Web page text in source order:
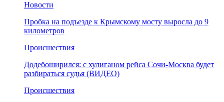
Новости
Пробка на подъезде к Крымскому мосту выросла до 9
километров
Происшествия
Додебоширился: с хулиганом рейса Сочи-Москва будет
разбираться судья (ВИДЕО)
Происшествия